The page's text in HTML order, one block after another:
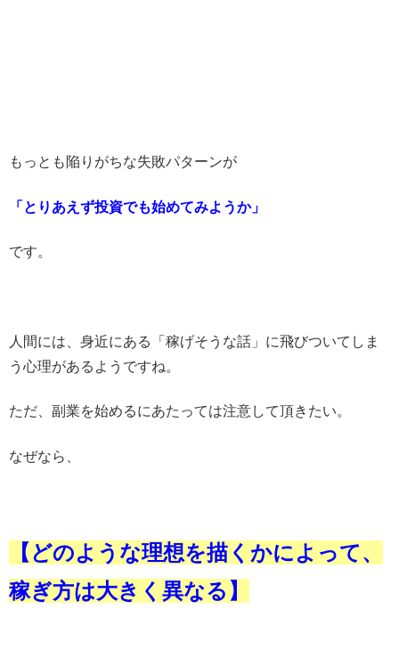
もっとも陥りがちな失敗パターンが
「とりあえず投資でも始めてみようか」
です。
人間には、身近にある「稼げそうな話」に飛びついてしま
う心理があるようですね。
ただ、副業を始めるにあたっては注意して頂きたい。
なぜなら、
【どのような理想を描くかによって、
稼ぎ方は大きく異なる】